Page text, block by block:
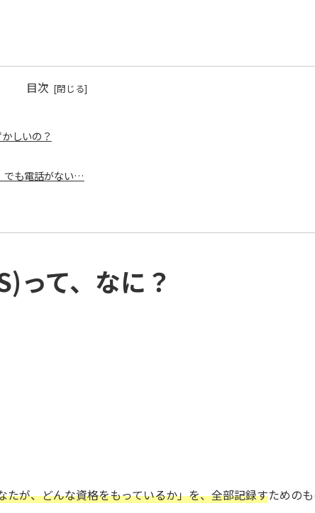
目次
しいの？
でも電話がない…
って、なに？
が、どんな資格をもっているか」を、全部記録すためのも